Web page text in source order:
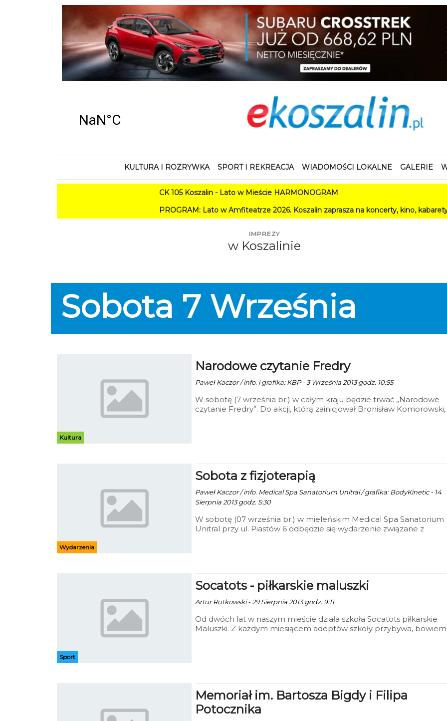
KULTURA I ROZRYWKA SPORT I REKREACJA WIADOMOŚCI LOKALNE GALERIE
CK 105 Koszalin - Lato w Mieście HARMONOGRAM
PROGRAM: Lato w Amfiteatrze 2026. Koszalin zaprasza na koncerty, kino, kabarety i
IMPREZY
w Koszalinie
Sobota 7 Września
Kultura
Narodowe czytanie Fredry
Paweł Kaczor / info. i grafika: KBP - 3 Września 2013 godz. 10:55
W sobotę (7 września br.) w całym kraju będzie trwać „Narodowe
czytanie Fredry”. Do akcji, którą zainicjował Bronisław Komorowski,
Wydarzenia
Sobota z fizjoterapią
Paweł Kaczor / info. Medical Spa Sanatorium Unitral / grafika: BodyKinetic - 14
Sierpnia 2013 godz. 5:30
W sobotę (07 września br.) w mieleńskim Medical Spa Sanatorium
Unitral przy ul. Piastów 6 odbędzie się wydarzenie związane z
Sport
Socatots - piłkarskie maluszki
Artur Rutkowski - 29 Sierpnia 2013 godz. 9:11
Od dwóch lat w naszym mieście działa szkoła Socatots piłkarskie
Maluszki. Z każdym miesiącem adeptów szkoły przybywa, bowiem
Memoriał im. Bartosza Bigdy i Filipa
Potocznika